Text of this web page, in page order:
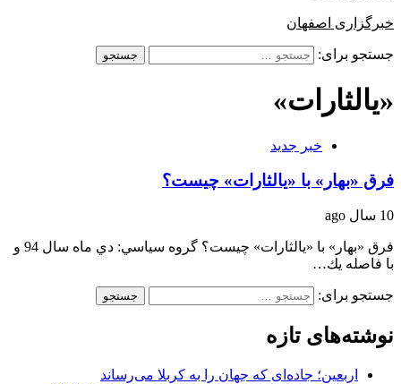
خبرگزاری اصفهان
جستجو برای:
«يالثارات»
خبر جدید
فرق «بهار» با «يالثارات» چيست؟
10 سال ago
فرق «بهار» با «يالثارات» چيست؟ گروه سياسي: دي ماه سال 94 و
با فاصله يك…
جستجو برای:
نوشته‌های تازه
اربعین؛ جاده‌ای که جهان را به کربلا می‌رساند